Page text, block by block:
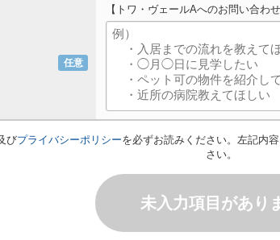
任意
【トワ・ヴェールAへのお問い合わせ
びプライバシーポリシーを必ずお読みください。左記内
さい。
未入力項目があり